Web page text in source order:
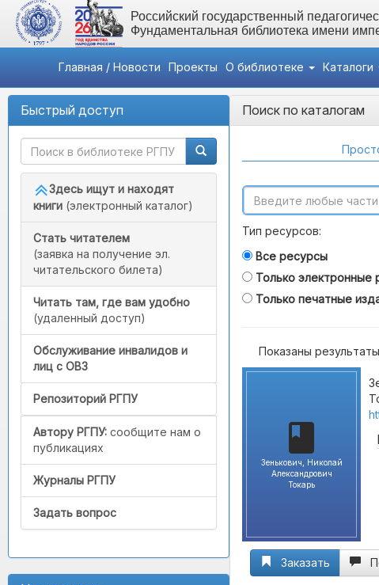
Российский государственный
Фундаментальная библиотека имени
Главная / Новости Проекты О библиотеке Каталоги
Быстрый доступ
Здесь ищут и находят
книги (электронный каталог)
Стать читателем
(заявка на получение эл.
читательского билета)
Читать там, где вам удобно
(удаленный доступ)
Обслуживание инвалидов и
лиц с ОВЗ
Репозиторий РГПУ
Автору РГПУ: сообщите нам о
публикациях
Журналы РГПУ
Задать вопрос
Поиск по каталогам
Тип ресурсов:
Все ресурсы
Только электронные
Только печатные
Показаны
Зенькович, Николай
Александрович
Токарь
Заказать